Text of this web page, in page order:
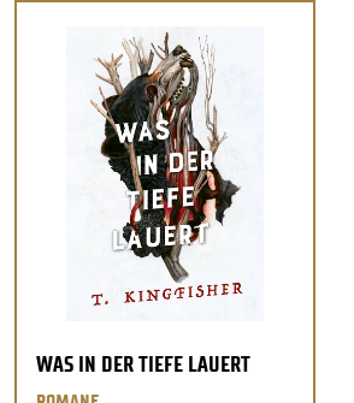
WAS IN DER TIEFE LAUERT